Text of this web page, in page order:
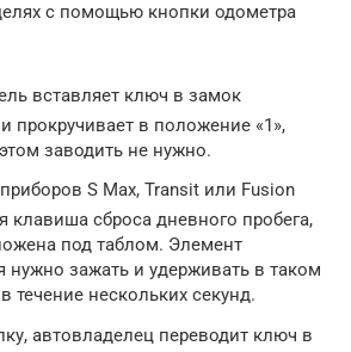
с помощью кнопки одометра
вставляет ключ в замок
прокручивает в положение «1»,
заводить не нужно.
S Max, Transit или Fusion
клавиша сброса дневного пробега,
под таблом. Элемент
нужно зажать и удерживать в таком
течение нескольких секунд.
автовладелец переводит ключ в